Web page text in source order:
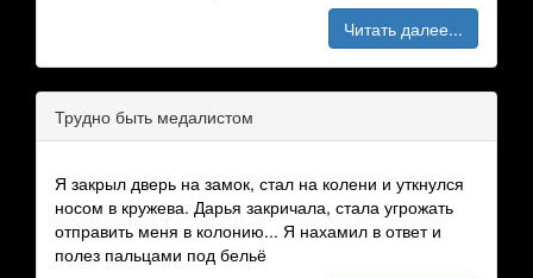
Читать далее...
Трудно быть медалистом
Я закрыл дверь на замок, стал на колени и уткнулся
носом в кружева. Дарья закричала, стала угрожать
отправить меня в колонию... Я нахамил в ответ и
полез пальцами под бельё